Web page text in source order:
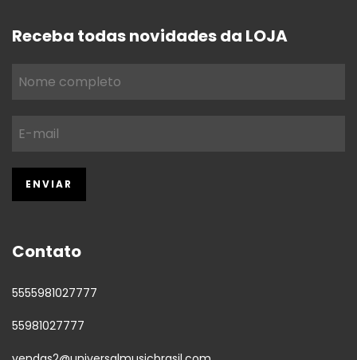
Receba todas novidades da LOJA
Contato
5555981027777
55981027777